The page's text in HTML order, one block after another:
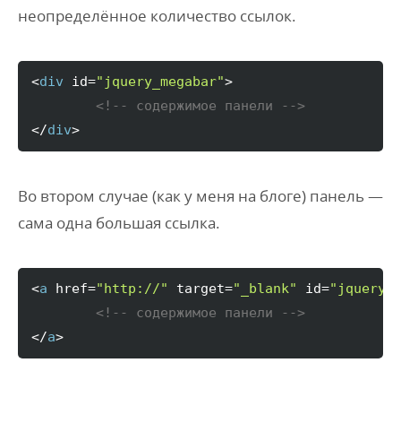
неопределённое количество ссылок.
<div id="jquery_megabar">
<!-- содержимое панели -->
</div>
Во втором случае (как у меня на блоге) панель —
сама одна большая ссылка.
<a href="http://" target="_blank" id=
<!-- содержимое панели -->
</a>